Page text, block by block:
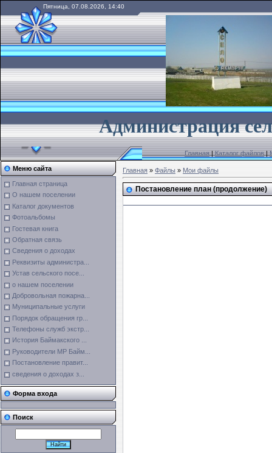
Пятница, 07.08.2026, 14:40
Администрация
Главная|Каталог файлов|
Меню сайта
Главная страница
О нашем поселении
Каталог документов
Фотоальбомы
Гостевая книга
Обратная связь
Сведения о доходах
Реквизиты администра...
Устав сельского посе...
о нашем поселении
Добровольная пожарна...
Муниципальные услуги
Порядок обращения гр...
Телефоны служб экстр...
История Баймакского ...
Руководители МР Байм...
Постановление правит...
сведения о доходах з...
Форма входа
Поиск
Главная»Файлы»Мои файлы
Постановление план (продолжение)